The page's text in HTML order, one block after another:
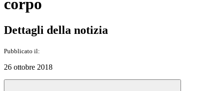
corpo
Dettagli della notizia
Pubblicato il:
26 ottobre 2018